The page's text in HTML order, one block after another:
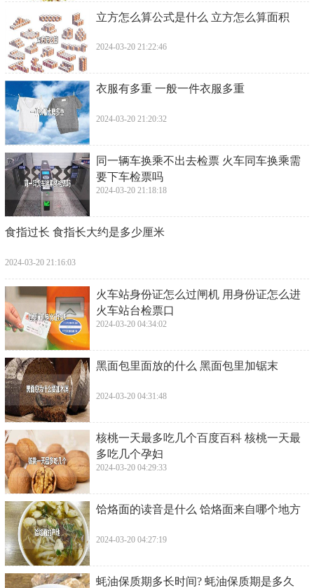
​立方怎么算公式是什么 立方怎么算面积
2024-03-20 21:22:46
​衣服有多重 一般一件衣服多重
2024-03-20 21:20:32
​同一辆车换乘不出去检票 火车同车换乘需
要下车检票吗
2024-03-20 21:18:18
​食指过长 食指长大约是多少厘米
2024-03-20 21:16:03
​火车站身份证怎么过闸机 用身份证怎么进
火车站台检票口
2024-03-20 04:34:02
​黑面包里面放的什么 黑面包里加锯末
2024-03-20 04:31:48
​核桃一天最多吃几个百度百科 核桃一天最
多吃几个孕妇
2024-03-20 04:29:33
​饸烙面的读音是什么 饸烙面来自哪个地方
2024-03-20 04:27:19
​蚝油保质期多长时间? 蚝油保质期是多久